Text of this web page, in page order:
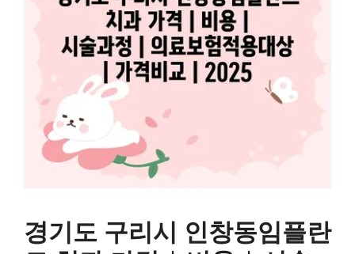
경기도 구리시 인창동임플란